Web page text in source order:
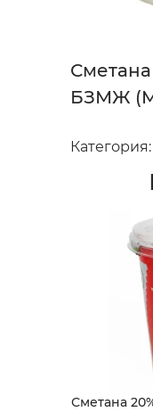
Сметана
БЗМЖ
Категория:
Сметана